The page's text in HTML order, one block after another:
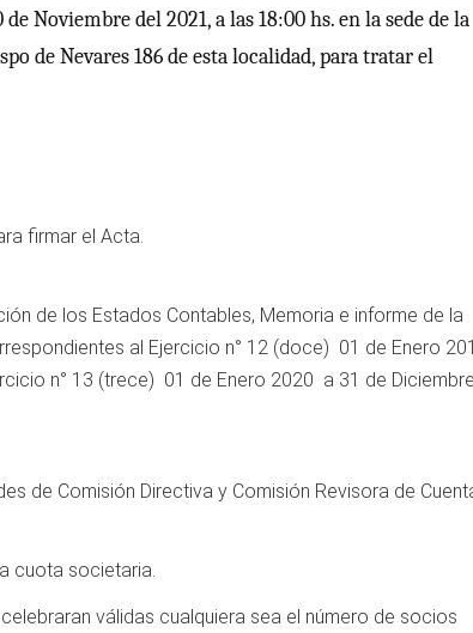
Noviembre del 2021, a las 18:00 hs. en la sede de la
de Nevares 186 de esta localidad, para tratar el
firmar el Acta.
de los Estados Contables, Memoria e informe de la
al Ejercicio n° 12 (doce) 01 de Enero
n° 13 (trece) 01 de Enero 2020 a 31 de
de Comisión Directiva y Comisión Revisora de
cuota societaria.
válidas cualquiera sea el número de socios